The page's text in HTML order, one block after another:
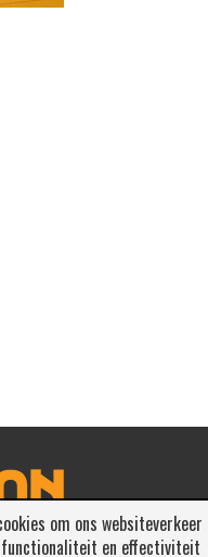
om ons websiteverkeer
functionaliteit en effectiviteit